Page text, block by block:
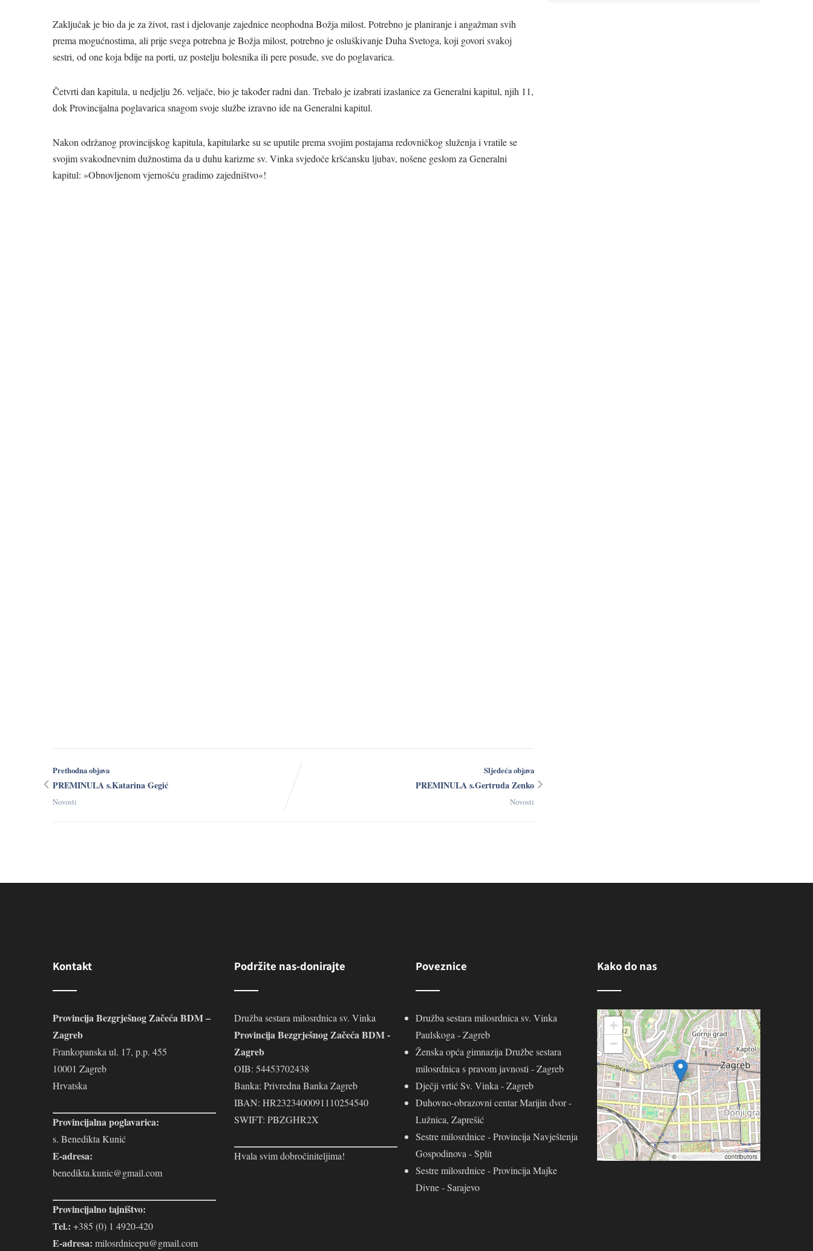
Zaključak je bio da je za život, rast i djelovanje zajednice neophodna Božja milost. Potrebno je planiranje i angažman svih
prema mogućnostima, ali prije svega potrebna je Božja milost, potrebno je osluškivanje Duha Svetoga, koji govori svakoj
sestri, od one koja bdije na porti, uz postelju bolesnika ili pere posuđe, sve do poglavarica.
Četvrti dan kapitula, u nedjelju 26. veljače, bio je također radni dan. Trebalo je izabrati izaslanice za Generalni kapitul, njih 11,
dok Provincijalna poglavarica snagom svoje službe izravno ide na Generalni kapitul.
Nakon održanog provincijskog kapitula, kapitularke su se uputile prema svojim postajama redovničkog služenja i vratile se
svojim svakodnevnim dužnostima da u duhu karizme sv. Vinka svjedoče kršćansku ljubav, nošene geslom za Generalni
kapitul: »Obnovljenom vjernošću gradimo zajedništvo«!
Prethodna objava
PREMINULA s.Katarina Gegić
Novosti
Sljedeća objava
PREMINULA s.Gertruda Zenko
Novosti
Kontakt
Provincija Bezgrješnog Začeća BDM –
Zagreb
Frankopanska ul. 17, p.p. 455
10001 Zagreb
Hrvatska
Provincijalna poglavarica:
s. Benedikta Kunić
E-adresa:
benedikta.kunic@gmail.com
Provincijalno tajništvo:
Tel.: +385 (0) 1 4920-420
E-adresa: milosrdnicepu@gmail.com
Podržite nas-donirajte
Družba sestara milosrdnica sv. Vinka
Provincija Bezgrješnog Začeća BDM -
Zagreb
OIB: 54453702438
Banka: Privredna Banka Zagreb
IBAN: HR2323400091110254540
SWIFT: PBZGHR2X
Hvala svim dobročiniteljima!
Poveznice
Družba sestara milosrdnica sv. Vinka
Paulskoga - Zagreb
Ženska opća gimnazija Družbe sestara
milosrdnica s pravom javnosti - Zagreb
Dječji vrtić Sv. Vinka - Zagreb
Duhovno-obrazovni centar Marijin dvor -
Lužnica, Zaprešić
Sestre milosrdnice - Provincija Navještenja
Gospodinova - Split
Sestre milosrdnice - Provincija Majke
Divne - Sarajevo
Kako do nas
+
−
©OpenStreetMapcontributors